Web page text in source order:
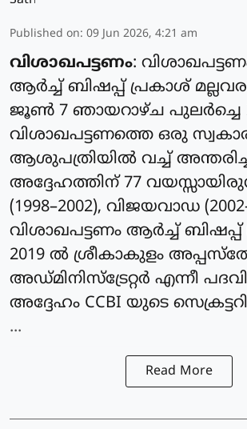
Published on: 09 Jun 2026, 4:21 am
വിശാഖപട്ടണം:
ആർച്ച് ബിഷപ്പ് പ്രകാശ്
ജൂൺ 7 ഞായറാഴ്ച പുലർച്ചെ
വിശാഖപട്ടണത്തെ ഒരു
ആശുപത്രിയിൽ വച്ച്
അദ്ദേഹത്തിന് 77
(1998–2002), വിജയവാഡ
വിശാഖപട്ടണം ആർച്ച് ബിഷപ്പ്
2019 ൽ ശ്രീകാകുളം
അഡ്മിനിസ്ട്രേറ്റർ എന്നീ
അദ്ദേഹം CCBI യുടെ
...
Read More